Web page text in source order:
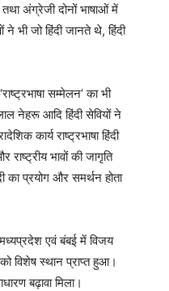
अंग्रेजी दोनों भाषाओं में
ने भी जो हिंदी जानते थे, हिंदी
सम्मेलन’ का भी
नेहरू आदि हिंदी सेवियों ने
कार्य राष्ट्रभाषा हिंदी
राष्ट्रीय भावों की जागृति
प्रयोग और समर्थन होता
एवं बंबई में विजय
विशेष स्थान प्राप्त हुआ।
बढ़ावा मिला।